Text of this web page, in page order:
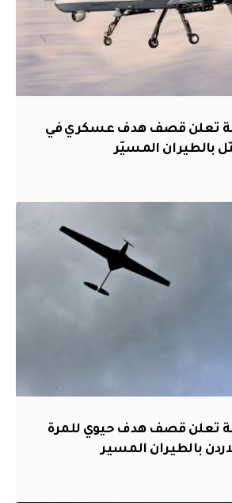
تعلن قصف هدف عسكري في
بالطيران المسيّر
تعلن قصف هدف حيوي للمرة
بالطيران المسير